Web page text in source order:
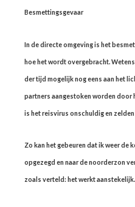
Besmettingsgevaar
In de directe omgeving is het
hoe het wordt overgebracht.
der tijd mogelijk nog eens aan het
partners aangestoken worden door
is het reisvirus onschuldig en
Zo kan het gebeuren dat ik weer de
opgezegd en naar de noorderzon
zoals verteld: het werkt aanstekelijk.